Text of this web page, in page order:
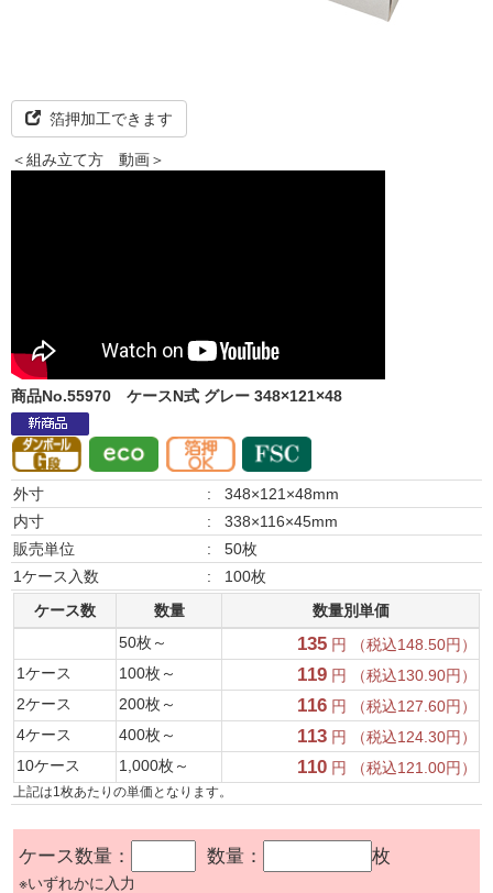
箔押加工できます
＜組み立て方 動画＞
商品No.55970 ケースN式 グレー 348×121×48
外寸 :
348×121×48mm
内寸
:
338×116×45mm
販売単位
:
50枚
1ケース入数
:
100枚
ケース数
数量
数量別単価
50枚～
135 円 （税込148.50円）
1ケース
100枚～ 119 円 （税込130.90円）
2ケース
200枚～ 116 円 （税込127.60円）
4ケース
400枚～ 113 円 （税込124.30円）
10ケース
1,000枚～ 110 円 （税込121.00円）
上記は1枚あたりの単価となります。
ケース数量： 数量： 枚
※いずれかに入力